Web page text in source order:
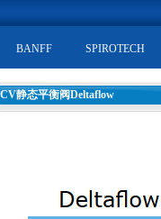
BANFF SPIROTECH
静态平衡阀Deltaflow